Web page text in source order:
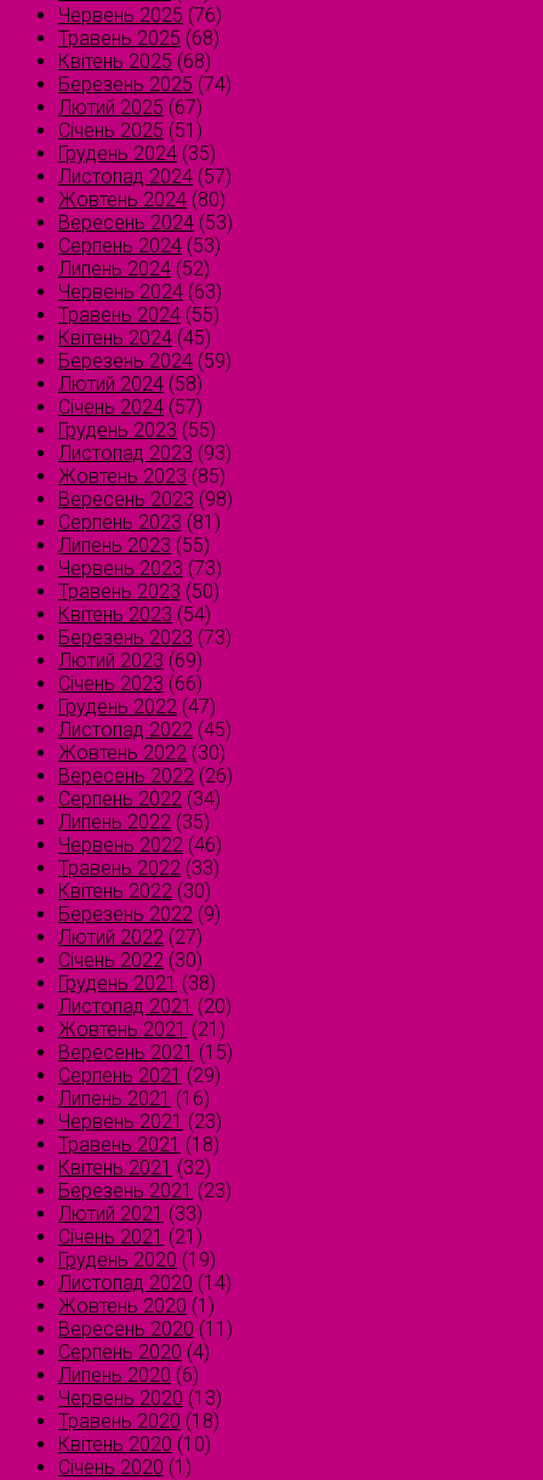
Червень 2025 (76)
Травень 2025 (68)
Квітень 2025 (68)
Березень 2025 (74)
Лютий 2025 (67)
Січень 2025 (51)
Грудень 2024 (35)
Листопад 2024 (57)
Жовтень 2024 (80)
Вересень 2024 (53)
Серпень 2024 (53)
Липень 2024 (52)
Червень 2024 (63)
Травень 2024 (55)
Квітень 2024 (45)
Березень 2024 (59)
Лютий 2024 (58)
Січень 2024 (57)
Грудень 2023 (55)
Листопад 2023 (93)
Жовтень 2023 (85)
Вересень 2023 (98)
Серпень 2023 (81)
Липень 2023 (55)
Червень 2023 (73)
Травень 2023 (50)
Квітень 2023 (54)
Березень 2023 (73)
Лютий 2023 (69)
Січень 2023 (66)
Грудень 2022 (47)
Листопад 2022 (45)
Жовтень 2022 (30)
Вересень 2022 (26)
Серпень 2022 (34)
Липень 2022 (35)
Червень 2022 (46)
Травень 2022 (33)
Квітень 2022 (30)
Березень 2022 (9)
Лютий 2022 (27)
Січень 2022 (30)
Грудень 2021 (38)
Листопад 2021 (20)
Жовтень 2021 (21)
Вересень 2021 (15)
Серпень 2021 (29)
Липень 2021 (16)
Червень 2021 (23)
Травень 2021 (18)
Квітень 2021 (32)
Березень 2021 (23)
Лютий 2021 (33)
Січень 2021 (21)
Грудень 2020 (19)
Листопад 2020 (14)
Жовтень 2020 (1)
Вересень 2020 (11)
Серпень 2020 (4)
Липень 2020 (6)
Червень 2020 (13)
Травень 2020 (18)
Квітень 2020 (10)
Січень 2020 (1)